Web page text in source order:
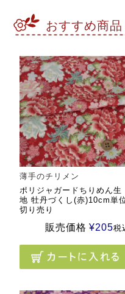
おすすめ商品
薄手のチリメン
ポリジャガードちりめん生
地 牡丹づくし(赤)10cm単
切り売り
販売価格 ¥205税